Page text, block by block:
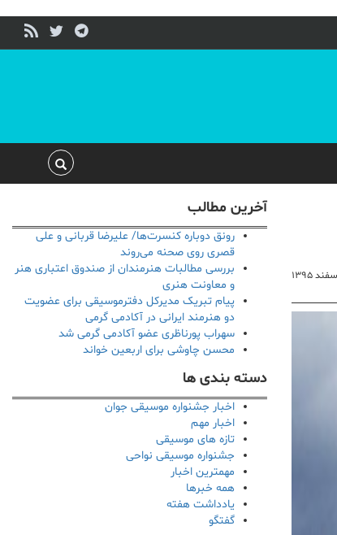
آخرین مطالب
رونق دوباره کنسرت‌ها/ علیرضا قربانی و علی
قصری روی صحنه می‌روند
بررسی مطالبات هنرمندان از صندوق اعتباری هنر
و معاونت هنری
پیام تبریک مدیرکل دفترموسیقی برای عضویت
دو هنرمند ایرانی در آکادمی گرمی
سهراب پورناظری عضو آکادمی گرمی شد
محسن چاوشی برای اربعین خواند
دسته بندی ها
اخبار جشنواره موسیقی جوان
اخبار مهم
تازه های موسیقی
جشنواره موسیقی نواحی
مهمترین اخبار
همه خبرها
یادداشت هفته
گفتگو